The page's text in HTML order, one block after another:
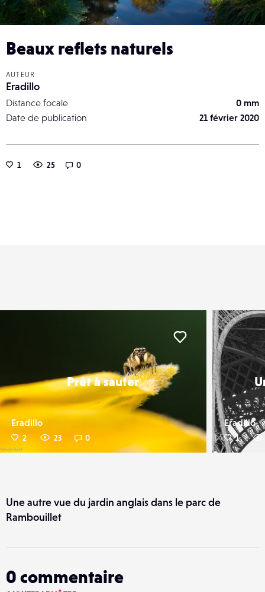
Beaux reflets naturels
AUTEUR
Eradillo
Distance focale
0 mm
Date de publication
21 février 2020
1 25 0
Prêt à sauter
Eradillo
2 23 0
Liker
Eradillo
1
Une autre vue du jardin anglais dans le parc de
Rambouillet
0 commentaire